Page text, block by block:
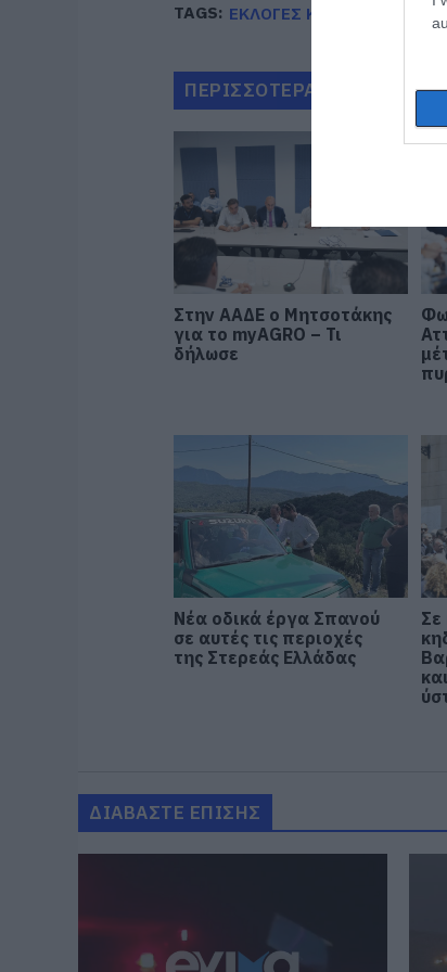
TAGS: ΕΚΛΟΓΕΣ ΚΥΠΡΟΥ
ΠΕΡΙΣΣΟΤΕΡΑ ΑΠΟ
Στην ΑΑΔΕ ο Μητσοτάκης
για το myAGRO – Τι
δήλωσε
Νέα οδικά έργα Σπανού
σε αυτές τις περιοχές
της Στερεάς Ελλάδας
Σε
ΔΙΑΒΑΣΤΕ ΕΠΙΣΗΣ